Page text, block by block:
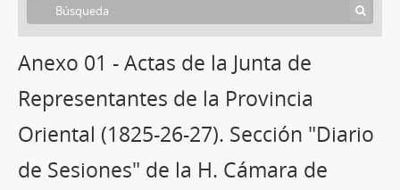
Anexo 01 - Actas de la Junta de
Representantes de la Provincia
Oriental (1825-26-27). Sección "Diario
de Sesiones" de la H. Cámara de